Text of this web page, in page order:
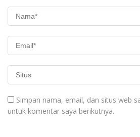
Simpan nama, email, dan situs web
untuk komentar saya berikutnya.